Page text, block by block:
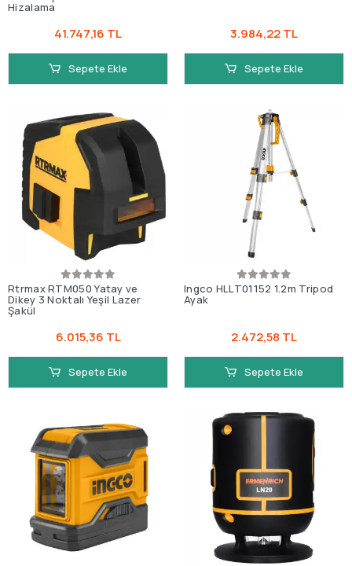
Hizalama
41.747,16 TL
Sepete Ekle
3.984,22 TL
Sepete Ekle
Rtrmax RTM050 Yatay ve
Dikey 3 Noktalı Yeşil Lazer
Şakül
6.015,36 TL
Sepete Ekle
Ingco HLLT01152 1.2m Tripod
Ayak
2.472,58 TL
Sepete Ekle